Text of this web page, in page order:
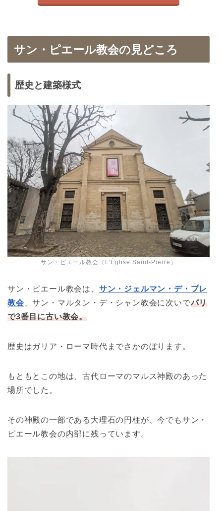
サン・ピエール教会の見どころ
歴史と建築様式
サン・ピエール教会（L’Église Saint-Pierre）
サン・ピエール教会は、 サン・ジェルマン・デ・プレ
教会 、サン・マルタン・デ・シャン教会に次いでパリ
で3番目に古い教会。
歴史はガリア・ローマ時代までさかのぼります。
もともとこの地は、古代ローマのマルス神殿のあった
場所でした。
その神殿の一部である大理石の円柱が、今でもサン・
ピエール教会の内部に残っています。